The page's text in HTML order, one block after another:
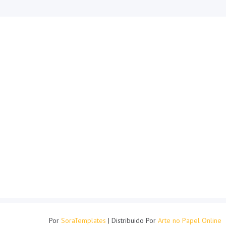
Por SoraTemplates | Distribuido Por Arte no Papel Online